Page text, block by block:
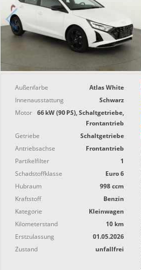
Außenfarbe
Atlas White
Innenausstattung
Schwarz
Motor
66 kW (90 PS), Schaltgetriebe,
Frontantrieb
Getriebe
Schaltgetriebe
Antriebsachse
Frontantrieb
Partikelfilter
1
Schadstoffklasse
Euro 6
Hubraum
998 ccm
Kraftstoff
Benzin
Kategorie
Kleinwagen
Kilometerstand
10 km
Erstzulassung
01.05.2026
Zustand
unfallfrei